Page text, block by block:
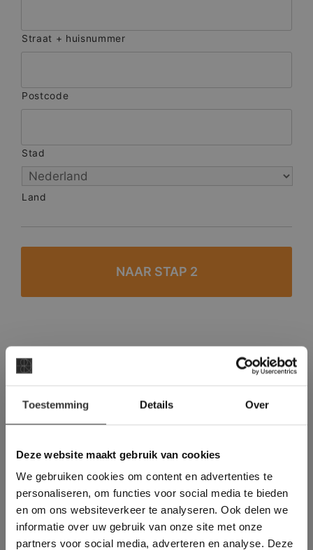
Toestemming Details Over
Deze website maakt gebruik van cookies
We gebruiken cookies om content en advertenties te
personaliseren, om functies voor social media te bieden
en om ons websiteverkeer te analyseren. Ook delen we
informatie over uw gebruik van onze site met onze
partners voor social media, adverteren en analyse. Deze
Straat + huisnummer
Postcode
Stad
Land
#1 in de categorie vloeren op Trustpilot
Binnen 24 uur een passende offerte
Meer dan 500 m2 showroom
Deze website maakt
gebruik van cookies.
This Cookie Banner was deleted and is no
longer working. Please contact the website
administrator.
Deze website gebruikt cookies om de
gebruikerservaring te verbeteren. Door
gebruik te maken van onze website geeft u
toestemming voor alle cookies in
overeenstemming met ons cookiebeleid.Lees